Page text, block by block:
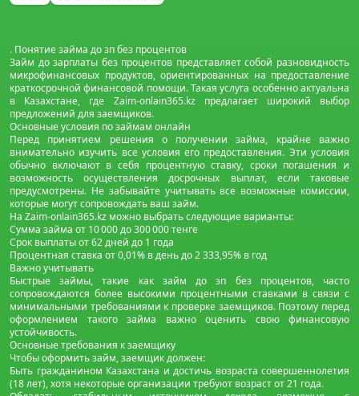
. Понятие займа до зп без процентов
Займ до зарплаты без процентов представляет собой разновидность
микрофинансовых продуктов, ориентированных на предоставление
краткосрочной финансовой помощи. Такая услуга особенно актуальна
в Казахстане, где Zaim-onlain365.kz предлагает широкий выбор
предложений для заемщиков.
Основные условия по займам онлайн
Перед принятием решения о получении займа, крайне важно
внимательно изучить все условия его предоставления. Эти условия
обычно включают в себя процентную ставку, сроки погашения и
возможность осуществления досрочных выплат, если таковые
предусмотрены. Не забывайте учитывать все возможные комиссии,
которые могут сопровождать ваш займ.
На Zaim-onlain365.kz можно выбрать следующие варианты:
Сумма займа от 10 000 до 300 000 тенге
Срок выплаты от 62 дней до 1 года
Процентная ставка от 0,01% в день до 2 333,95% в год
Важно учитывать
Быстрые займы, такие как займ до зп без процентов, часто
сопровождаются более высокими процентными ставками в связи с
минимальными требованиями к проверке заемщиков. Поэтому перед
оформлением такого займа важно оценить свою финансовую
устойчивость.
Основные требования к заемщику
Чтобы оформить займ, заемщик должен:
Быть гражданином Казахстана и достичь возраста совершеннолетия
(18 лет), хотя некоторые организации требуют возраст от 21 года.